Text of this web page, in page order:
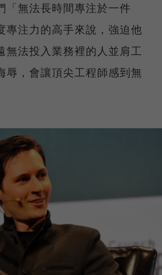
「無法長時間專注於一件
專注力的高手來說，強迫他
無法投入業務裡的人並肩工
辱，會讓頂尖工程師感到無